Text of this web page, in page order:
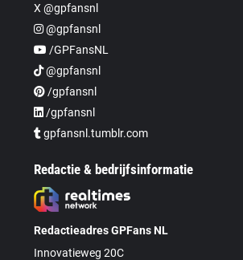
X @gpfansnl
@gpfansnl
/GPFansNL
@gpfansnl
/gpfansnl
/gpfansnl
gpfansnl.tumblr.com
Redactie & bedrijfsinformatie
Redactieadres GPFans NL
Innovatieweg 20C